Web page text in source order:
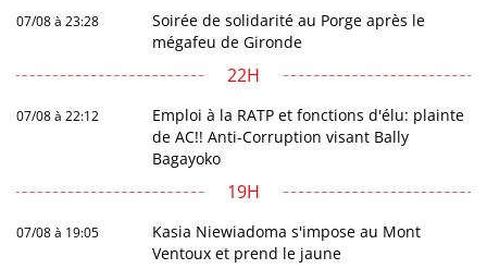
07/08 à 23:28
Soirée de solidarité au Porge après le
mégafeu de Gironde
22H
07/08 à 22:12
Emploi à la RATP et fonctions d'élu: plainte
de AC!! Anti-Corruption visant Bally
Bagayoko
19H
07/08 à 19:05
Kasia Niewiadoma s'impose au Mont
Ventoux et prend le jaune